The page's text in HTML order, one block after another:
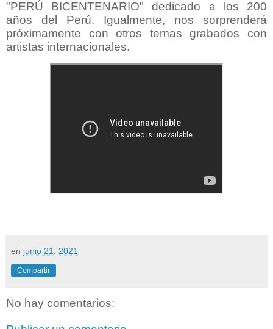
"PERÚ BICENTENARIO" dedicado a los 200
años del Perú. Igualmente, nos sorprenderá
próximamente con otros temas grabados con
artistas internacionales.
en junio 21, 2021
Compartir
No hay comentarios: